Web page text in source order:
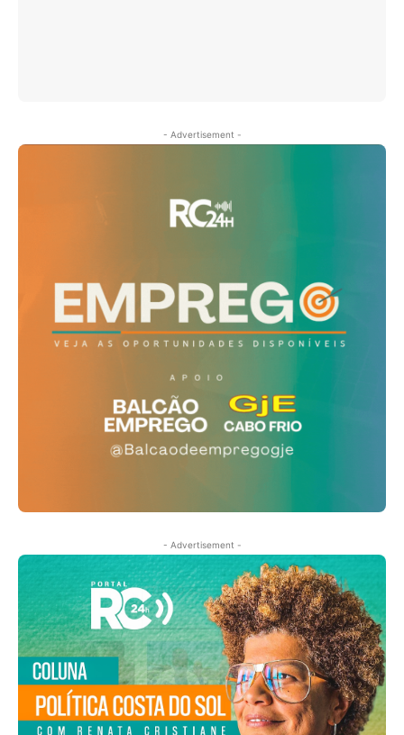
- Advertisement -
- Advertisement -